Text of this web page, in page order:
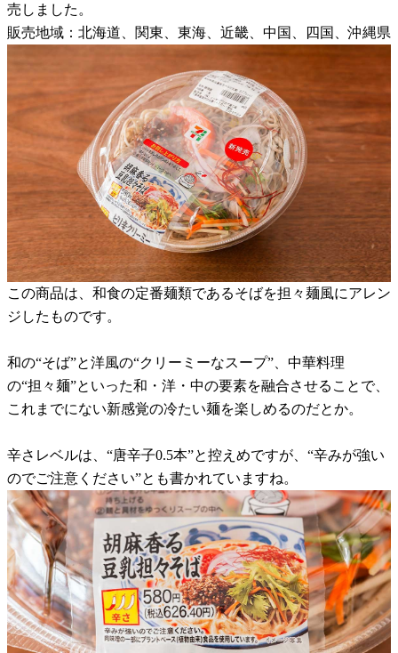
売しました。
販売地域：北海道、関東、東海、近畿、中国、四国、沖縄県
この商品は、和食の定番麺類であるそばを担々麺風にアレン
ジしたものです。
和の“そば”と洋風の“クリーミーなスープ”、中華料理
の“担々麺”といった和・洋・中の要素を融合させることで、
これまでにない新感覚の冷たい麺を楽しめるのだとか。
辛さレベルは、“唐辛子0.5本”と控えめですが、“辛みが強い
のでご注意ください”とも書かれていますね。